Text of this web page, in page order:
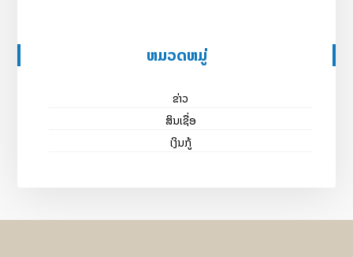
ຫມວດຫມູ່
ຂ່າວ
ສິນເຊື່ອ
ເງິນກູ້